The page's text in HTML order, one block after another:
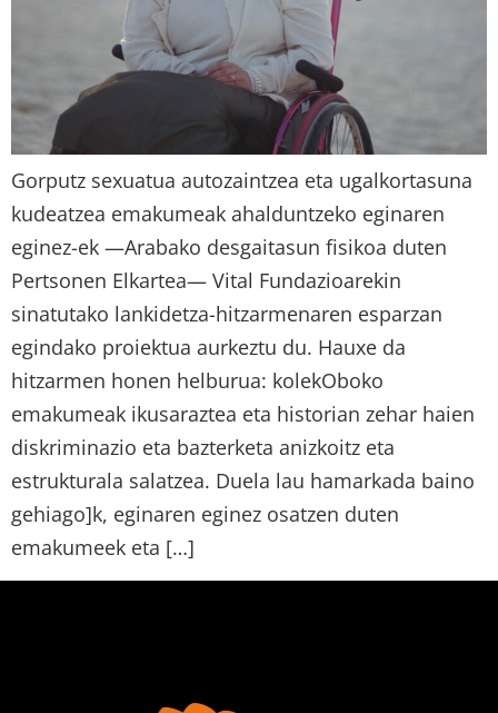
Gorputz sexuatua autozaintzea eta ugalkortasuna
kudeatzea emakumeak ahalduntzeko eginaren
eginez-ek —Arabako desgaitasun fisikoa duten
Pertsonen Elkartea— Vital Fundazioarekin
sinatutako lankidetza-hitzarmenaren esparzan
egindako proiektua aurkeztu du. Hauxe da
hitzarmen honen helburua: kolekOboko
emakumeak ikusaraztea eta historian zehar haien
diskriminazio eta bazterketa anizkoitz eta
estrukturala salatzea. Duela lau hamarkada baino
gehiago]k, eginaren eginez osatzen duten
emakumeek eta […]